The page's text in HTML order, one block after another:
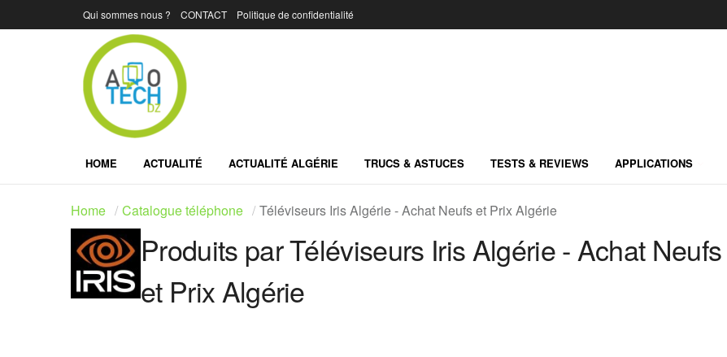
Qui sommes nous ? CONTACT Politique de confidentialité
HOME ACTUALITÉ ACTUALITÉ ALGÉRIE TRUCS & ASTUCES TESTS & REVIEWS APPLICATIONS
Home Catalogue téléphone Téléviseurs Iris Algérie - Achat Neufs et Prix Algérie
Produits par Téléviseurs Iris Algérie - Achat Neufs
et Prix Algérie